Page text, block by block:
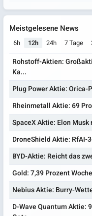
Meistgelesene News
6h 12h 24h 7 Tage
Rohstoff-Aktien:
Ka...
Plug Power Aktie:
Rheinmetall Aktie: 69
SpaceX Aktie: Elon
DroneShield Aktie: RfAI-
BYD-Aktie: Reicht das
Gold: 7,39 Prozent
Nebius Aktie: Burry-
D-Wave Quantum Aktie: